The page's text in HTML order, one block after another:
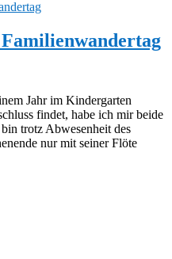
Jahr im Kindergarten
findet, habe ich mir beide
trotz Abwesenheit des
nur mit seiner Flöte